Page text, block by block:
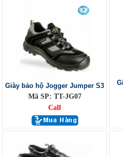
Giày bảo hộ Jogger Jumper S3
Mã SP: TT-JG07
Call